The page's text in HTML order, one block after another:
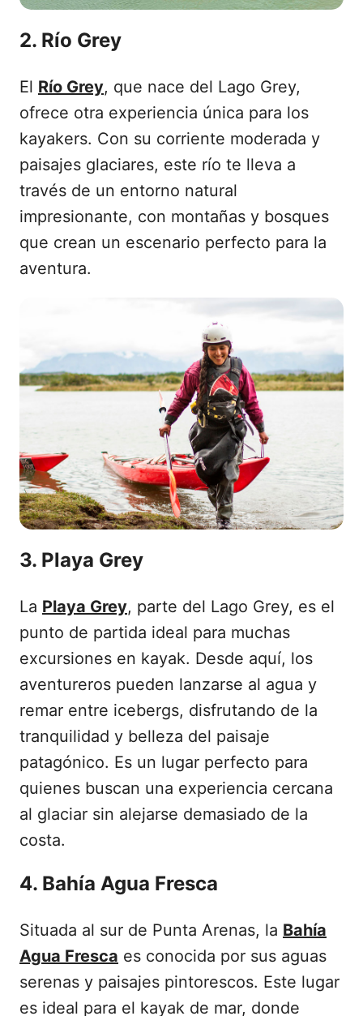
2. Río Grey
El Río Grey, que nace del Lago Grey,
ofrece otra experiencia única para los
kayakers. Con su corriente moderada y
paisajes glaciares, este río te lleva a
través de un entorno natural
impresionante, con montañas y bosques
que crean un escenario perfecto para la
aventura.
3. Playa Grey
La Playa Grey, parte del Lago Grey, es el
punto de partida ideal para muchas
excursiones en kayak. Desde aquí, los
aventureros pueden lanzarse al agua y
remar entre icebergs, disfrutando de la
tranquilidad y belleza del paisaje
patagónico. Es un lugar perfecto para
quienes buscan una experiencia cercana
al glaciar sin alejarse demasiado de la
costa.
4. Bahía Agua Fresca
Situada al sur de Punta Arenas, la Bahía
Agua Fresca es conocida por sus aguas
serenas y paisajes pintorescos. Este lugar
es ideal para el kayak de mar, donde